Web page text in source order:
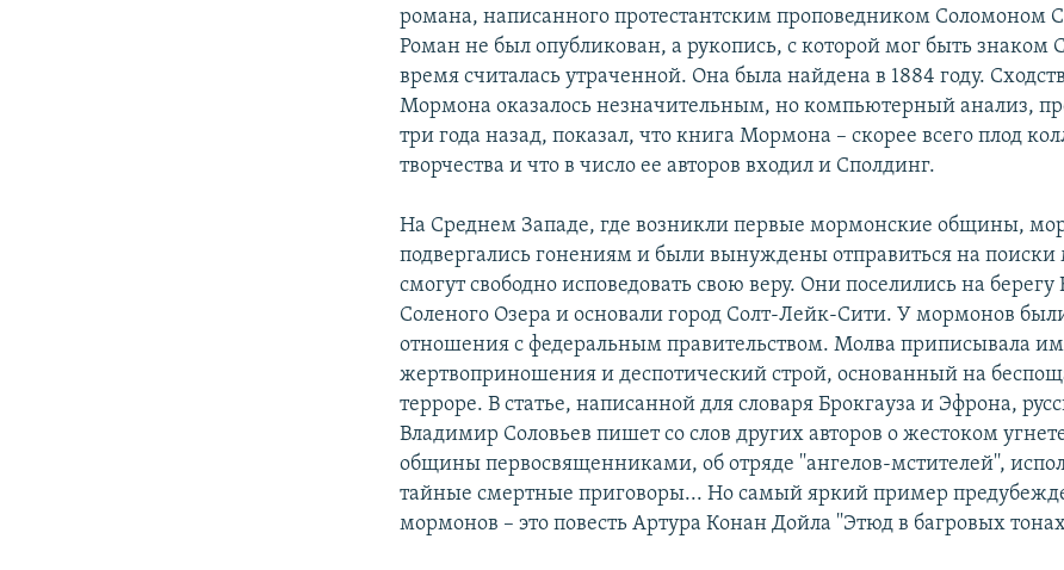
романа, написанного протестантским проповедником Соломоном
Роман не был опубликован, а рукопись, с которой мог быть знаком
время считалась утраченной. Она была найдена в 1884 году.
Мормона оказалось незначительным, но компьютерный анализ,
три года назад, показал, что книга Мормона – скорее всего плод
творчества и что в число ее авторов входил и Сполдинг.
На Среднем Западе, где возникли первые мормонские общины,
подвергались гонениям и были вынуждены отправиться на поиски
смогут свободно исповедовать свою веру. Они поселились на берегу
Соленого Озера и основали город Солт-Лейк-Сити. У мормонов
отношения с федеральным правительством. Молва приписывала им
жертвоприношения и деспотический строй, основанный на
терроре. В статье, написанной для словаря Брокгауза и Эфрона,
Владимир Соловьев пишет со слов других авторов о жестоком
общины первосвященниками, об отряде ''ангелов-мстителей'',
тайные смертные приговоры... Но самый яркий пример
мормонов – это повесть Артура Конан Дойла ''Этюд в багровых